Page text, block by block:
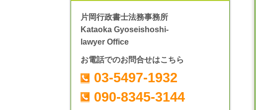
片岡行政書士法務事務所
Kataoka Gyoseishoshi-
lawyer Office
お電話でのお問合せはこちら
03-5497-1932
090-8345-3144